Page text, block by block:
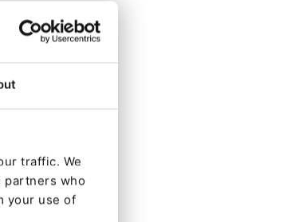
traffic. We
partners who
your use of